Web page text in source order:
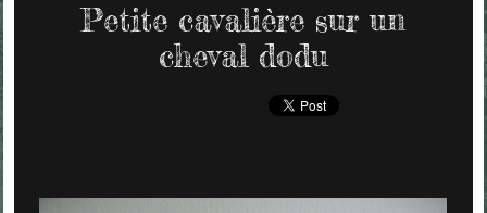
Petite cavalière sur un
cheval dodu